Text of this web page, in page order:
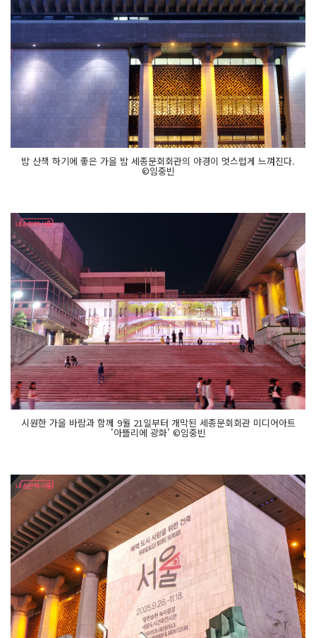
밤 산책 하기에 좋은 가을 밤 세종문회회관의 야경이 멋스럽게 느껴진다.
©임중빈
시원한 가을 바람과 함께 9월 21일부터 개막된 세종문회회관 미디어아트
'아뜰리에 광화' ©임중빈